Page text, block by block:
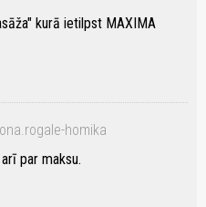
kurā ietilpst MAXIMA
homika
par maksu.